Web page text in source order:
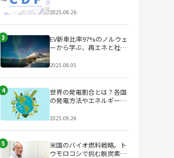
2025.08.26
3
EV新車比率97%のノルウェ
ーから学ぶ、再エネと社会
2025.08.05
4
世界の発電割合とは？各国
の発電方法やエネルギー政
2025.09.24
5
米国のバイオ燃料戦略。ト
ウモロコシで挑む脱炭素社